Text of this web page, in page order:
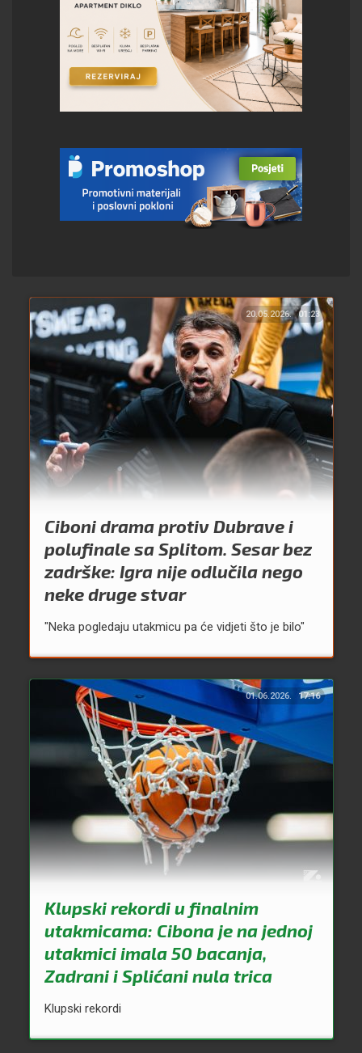
20.05.2026. 01:23
Ciboni drama protiv Dubrave i
polufinale sa Splitom. Sesar bez
zadrške: Igra nije odlučila nego
neke druge stvar
"Neka pogledaju utakmicu pa će vidjeti što je bilo"
01.06.2026. 17:16
Klupski rekordi u finalnim
utakmicama: Cibona je na jednoj
utakmici imala 50 bacanja,
Zadrani i Splićani nula trica
Klupski rekordi